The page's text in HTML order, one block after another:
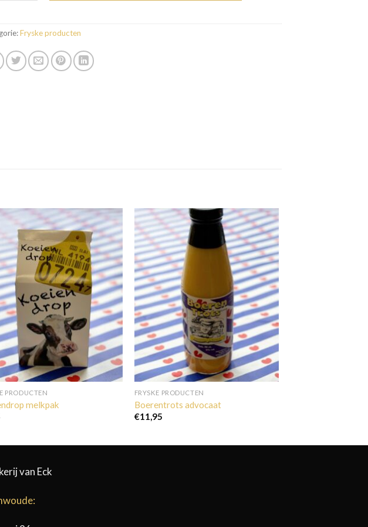
Fryske producten
PRODUCTEN
melkpak
FRYSKE PRODUCTEN
Boerentrots advocaat
€11,95
van Eck